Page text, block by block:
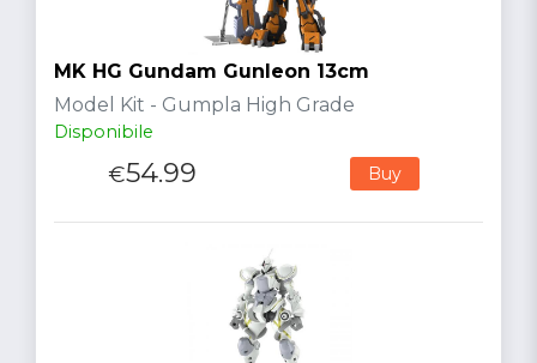
MK HG Gundam Gunleon 13cm
Model Kit - Gumpla High Grade
Disponibile
€54.99 Buy